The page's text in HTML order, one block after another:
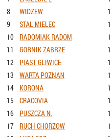
8
WIDZEW
9
STAL MIELEC
10
RADOMIAK RADOM
11
GORNIK ZABRZE
12
PIAST GLIWICE
13
WARTA POZNAN
14
KORONA
15
CRACOVIA
16
PUSZCZA N.
17
RUCH CHORZOW